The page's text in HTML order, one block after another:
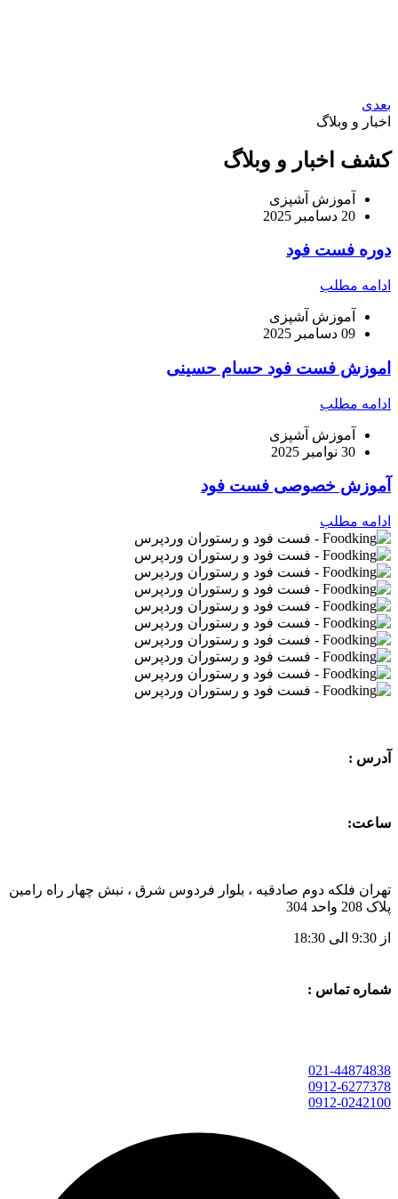
بعدی
اخبار و وبلاگ
کشف اخبار و وبلاگ
آموزش آشپزی
20 دسامبر 2025
دوره فست فود
ادامه مطلب
آموزش آشپزی
09 دسامبر 2025
اموزش فست فود حسام حسینی
ادامه مطلب
آموزش آشپزی
30 نوامبر 2025
آموزش خصوصی فست فود
ادامه مطلب
آدرس :
ساعت:
تهران فلکه دوم صادقیه ، بلوار فردوس شرق ، نبش چهار راه رامین
پلاک 208 واحد 304
از 9:30 الی 18:30
شماره تماس :
021-44874838
0912-6277378
0912-0242100